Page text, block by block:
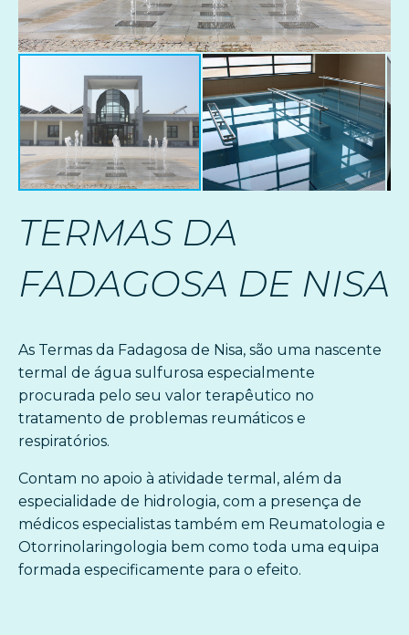
TERMAS DA
FADAGOSA DE NISA
As Termas da Fadagosa de Nisa, são uma nascente
termal de água sulfurosa especialmente
procurada pelo seu valor terapêutico no
tratamento de problemas reumáticos e
respiratórios.
Contam no apoio à atividade termal, além da
especialidade de hidrologia, com a presença de
médicos especialistas também em Reumatologia e
Otorrinolaringologia bem como toda uma equipa
formada especificamente para o efeito.